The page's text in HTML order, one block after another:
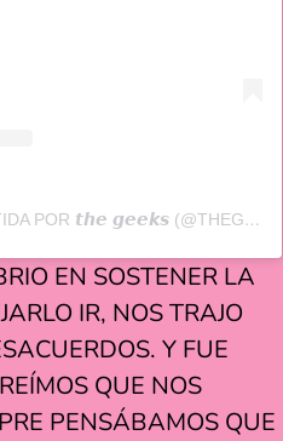
UNA PUBLICACIÓN COMPARTIDA POR 𝙩𝙝𝙚 𝙜𝙚𝙚𝙠𝙨 (@THEGEEKSHC)
EN SOSTENER LA
IR, NOS TRAJO
Y FUE
QUE NOS
PENSÁBAMOS QUE